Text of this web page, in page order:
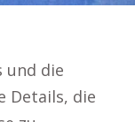
und die
Details, die